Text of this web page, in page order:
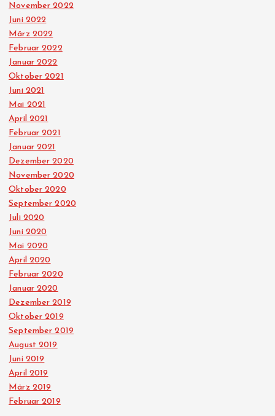
November 2022
Juni 2022
März 2022
Februar 2022
Januar 2022
Oktober 2021
Juni 2021
Mai 2021
April 2021
Februar 2021
Januar 2021
Dezember 2020
November 2020
Oktober 2020
September 2020
Juli 2020
Juni 2020
Mai 2020
April 2020
Februar 2020
Januar 2020
Dezember 2019
Oktober 2019
September 2019
August 2019
Juni 2019
April 2019
März 2019
Februar 2019